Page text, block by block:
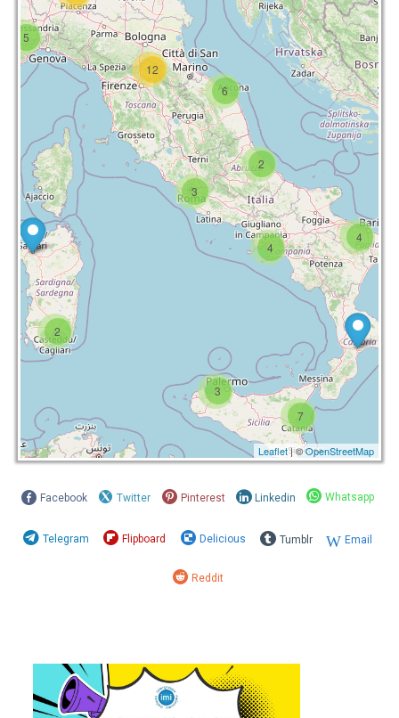
3
7
4
4
2
5
6
2
3
12
Leaflet| ©OpenStreetMap
Facebook Twitter Pinterest Linkedin Whatsapp
Telegram Flipboard Delicious Tumblr Email
Reddit